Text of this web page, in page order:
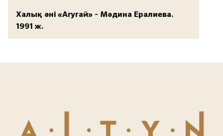
Халық әні «Агугай» - Мәдина Ералиева.
1991 ж.